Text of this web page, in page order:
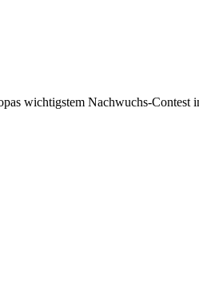
wichtigstem Nachwuchs-Contest